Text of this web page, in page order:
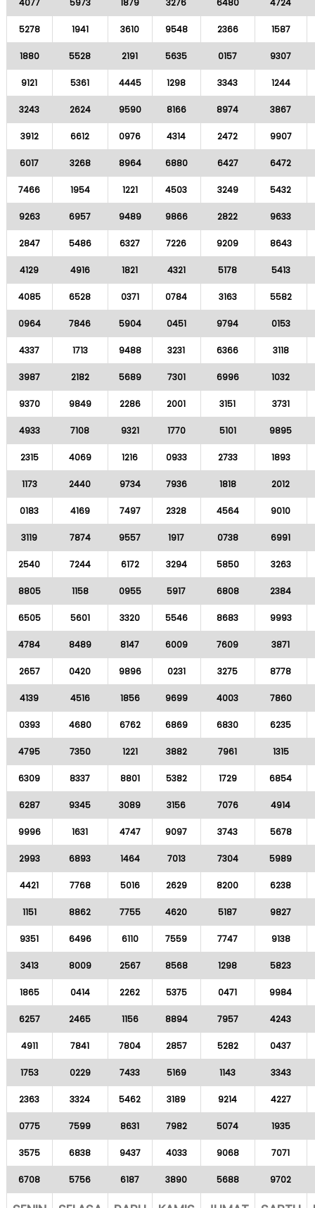
4077 5973 1879 3276 6480 4724
5278 1941 3610 9548 2366 1587
1880 5528 2191 5635 0157 9307
9121 5361 4445 1298 3343 1244
3243 2624 9590 8166 8974 3867
3912 6612 0976 4314 2472 9907
6017 3268 8964 6880 6427 6472
7466 1954 1221 4503 3249 5432
9263 6957 9489 9866 2822 9633
2847 5486 6327 7226 9209 8643
4129 4916 1821 4321 5178 5413
4085 6528 0371 0784 3163 5582
0964 7846 5904 0451 9794 0153
4337 1713 9488 3231 6366 3118
3987 2182 5689 7301 6996 1032
9370 9849 2286 2001 3151 3731
4933 7108 9321 1770 5101 9895
2315 4069 1216 0933 2733 1893
1173 2440 9734 7936 1818 2012
0183 4169 7497 2328 4564 9010
3119 7874 9557 1917 0738 6991
2540 7244 6172 3294 5850 3263
8805 1158 0955 5917 6808 2384
6505 5601 3320 5546 8683 9993
4784 8489 8147 6009 7609 3871
2657 0420 9896 0231 3275 8778
4139 4516 1856 9699 4003 7860
0393 4680 6762 6869 6830 6235
4795 7350 1221 3882 7961 1315
6309 8337 8801 5382 1729 6854
6287 9345 3089 3156 7076 4914
9996 1631 4747 9097 3743 5678
2993 6893 1464 7013 7304 5989
4421 7768 5016 2629 8200 6238
1151 8862 7755 4620 5187 9827
9351 6496 6110 7559 7747 9138
3413 8009 2567 8568 1298 5823
1865 0414 2262 5375 0471 9984
6257 2465 1156 8894 7957 4243
4911 7841 7804 2857 5282 0437
1753 0229 7433 5169 1143 3343
2363 3324 5462 3189 9214 4227
0775 7599 8631 7982 5074 1935
3575 6838 9437 4033 9068 7071
6708 5756 6187 3890 5688 9702